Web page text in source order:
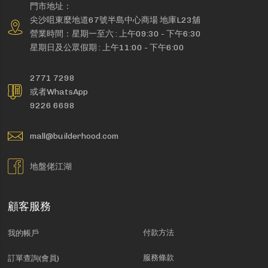
門市地址：
尖沙咀東麼地道67號半島中心商場 地庫L23舖
營業時間：星期一至六 : 上午09:30 - 下午6:30
星期日及公眾假期 : 上午11:00 - 下午6:00
2771 7298
或者WhatsApp
9226 6698
mall@builderhood.com
地盤佬江湖
顧客服務
我的帳戶
訂單查詢(會員)
付款方法
服務條款